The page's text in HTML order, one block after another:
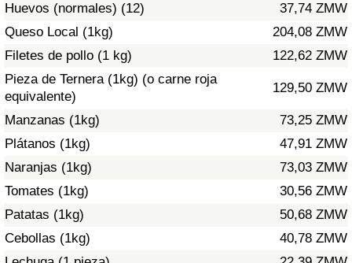
Huevos (normales) (12)
37,74 ZMW
Queso Local (1kg)
204,08 ZMW
Filetes de pollo (1 kg)
122,62 ZMW
Pieza de Ternera (1kg) (o carne roja
equivalente)
129,50 ZMW
Manzanas (1kg)
73,25 ZMW
Plátanos (1kg)
47,91 ZMW
Naranjas (1kg)
73,03 ZMW
Tomates (1kg)
30,56 ZMW
Patatas (1kg)
50,68 ZMW
Cebollas (1kg)
40,78 ZMW
Índice de Sanidad por País
Contaminación
Índice de Contaminación (Actual)
Índice de contaminación
Índice de Contaminación por País
Tráfico